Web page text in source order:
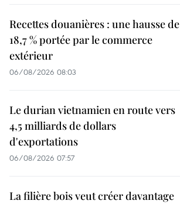
Recettes douanières : une hausse de
18,7 % portée par le commerce
extérieur
06/08/2026 08:03
Le durian vietnamien en route vers
4,5 milliards de dollars
d'exportations
06/08/2026 07:57
La filière bois veut créer davantage